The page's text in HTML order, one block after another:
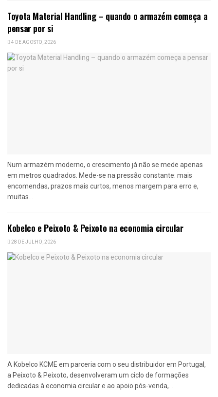
Toyota Material Handling – quando o armazém começa a
pensar por si
4 DE AGOSTO, 2026
Num armazém moderno, o crescimento já não se mede apenas
em metros quadrados. Mede-se na pressão constante: mais
encomendas, prazos mais curtos, menos margem para erro e,
muitas...
Kobelco e Peixoto & Peixoto na economia circular
28 DE JULHO, 2026
A Kobelco KCME em parceria com o seu distribuidor em Portugal,
a Peixoto & Peixoto, desenvolveram um ciclo de formações
dedicadas à economia circular e ao apoio pós-venda,...